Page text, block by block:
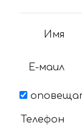
Имя
Е-маил
Телефон